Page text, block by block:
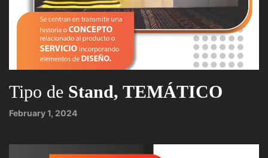
Tipo de Stand, TEMÁTICO
February 1, 2024